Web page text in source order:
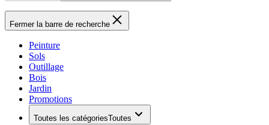
Fermer la barre de recherche
Peinture
Sols
Outillage
Bois
Jardin
Promotions
Toutes les catégoriesToutes